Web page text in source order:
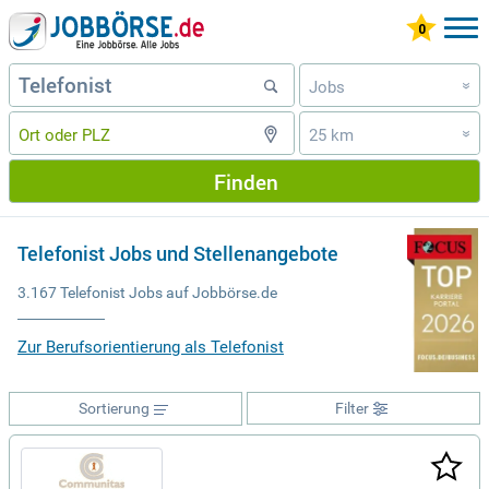
Jobs »
25 km »
Finden
Telefonist Jobs und Stellenangebote
3.167 Telefonist Jobs auf Jobbörse.de
Zur Berufsorientierung als Telefonist
Filter
Sortierung